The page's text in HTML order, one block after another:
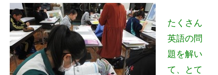
たくさん
英語の問
題を解い
て、とて